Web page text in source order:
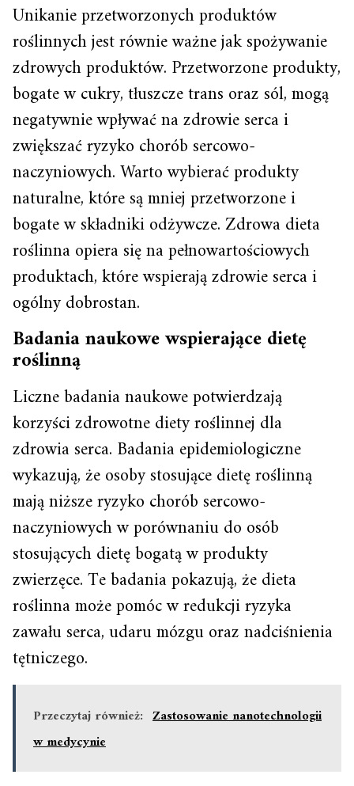
Unikanie przetworzonych produktów
roślinnych jest równie ważne jak spożywanie
zdrowych produktów. Przetworzone produkty,
bogate w cukry, tłuszcze trans oraz sól, mogą
negatywnie wpływać na zdrowie serca i
zwiększać ryzyko chorób sercowo-
naczyniowych. Warto wybierać produkty
naturalne, które są mniej przetworzone i
bogate w składniki odżywcze. Zdrowa dieta
roślinna opiera się na pełnowartościowych
produktach, które wspierają zdrowie serca i
ogólny dobrostan.
Badania naukowe wspierające dietę
roślinną
Liczne badania naukowe potwierdzają
korzyści zdrowotne diety roślinnej dla
zdrowia serca. Badania epidemiologiczne
wykazują, że osoby stosujące dietę roślinną
mają niższe ryzyko chorób sercowo-
naczyniowych w porównaniu do osób
stosujących dietę bogatą w produkty
zwierzęce. Te badania pokazują, że dieta
roślinna może pomóc w redukcji ryzyka
zawału serca, udaru mózgu oraz nadciśnienia
tętniczego.
Przeczytaj również: Zastosowanie nanotechnologii
w medycynie